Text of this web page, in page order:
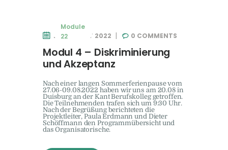
Module
22
20. AUGUST 2022 0 COMMENTS
Modul 4 – Diskriminierung
und Akzeptanz
Nach einer langen Sommerferienpause vom
27.06-09.08.2022 haben wir uns am 20.08 in
Duisburg an der Kant Berufskolleg getroffen.
Die Teilnehmenden trafen sich um 9:30 Uhr.
Nach der Begrüßung berichteten die
Projektleiter, Paula Erdmann und Dieter
Schöffmann den Programmübersicht und
das Organisatorische.